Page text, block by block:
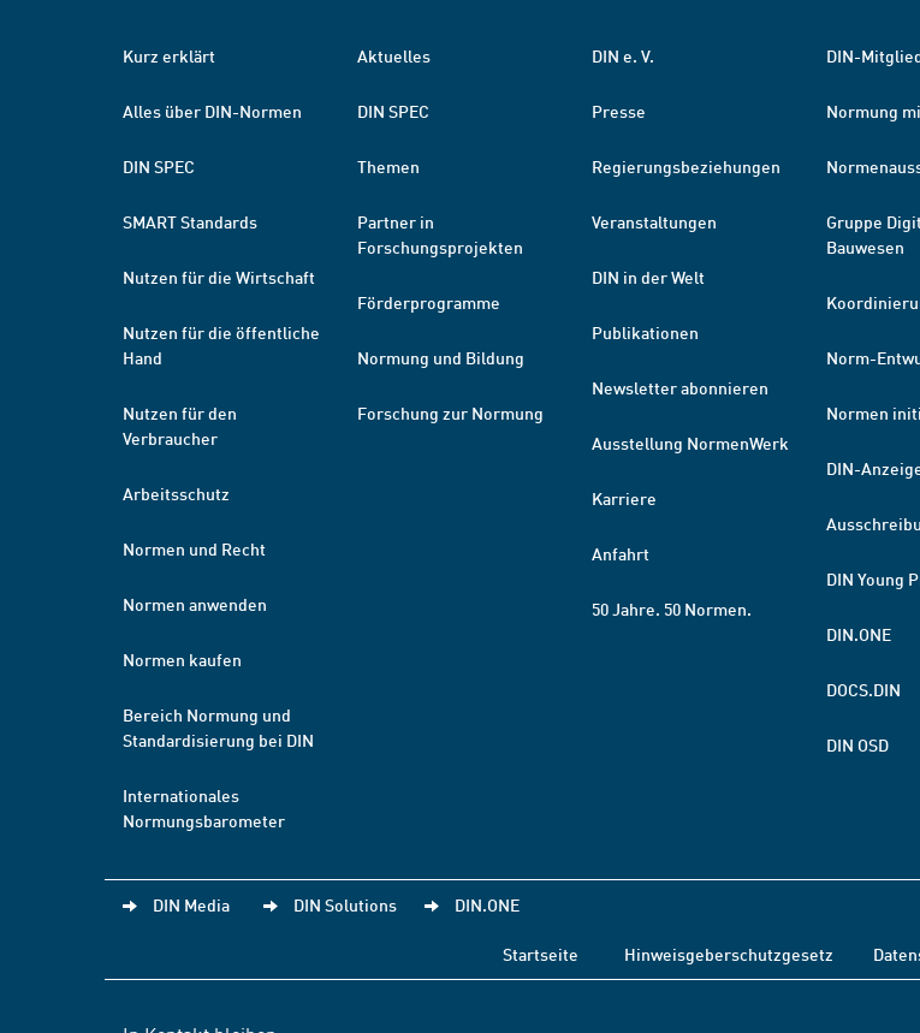
Kurz erklärt
Alles über DIN-Normen
DIN SPEC
SMART Standards
Nutzen für die Wirtschaft
Nutzen für die öffentliche
Hand
Nutzen für den
Verbraucher
Arbeitsschutz
Normen und Recht
Normen anwenden
Normen kaufen
Bereich Normung und
Standardisierung bei DIN
Internationales
Normungsbarometer
Aktuelles
DIN SPEC
Themen
Partner in
Forschungsprojekten
Förderprogramme
Normung und Bildung
Forschung zur Normung
DIN e. V.
Presse
Regierungsbeziehungen
Veranstaltungen
DIN in der Welt
Publikationen
Newsletter abonnieren
Ausstellung NormenWerk
Karriere
Anfahrt
50 Jahre. 50 Normen.
DIN-
Normung
Gruppe
Bauwesen
Norm-
Normen
DIN-
DIN Young
DIN.ONE
DOCS.DIN
DIN OSD
DIN Media DIN Solutions DIN.ONE
Startseite Hinweisgeberschutzgesetz